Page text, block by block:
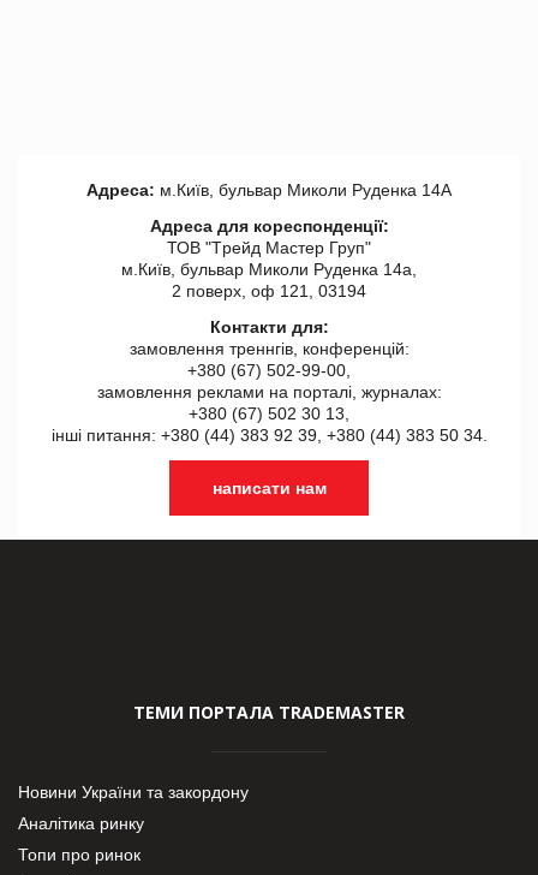
Адреса: м.Київ, бульвар Миколи Руденка 14А
Адреса для кореспонденції:
ТОВ "Tрейд Мастер Груп"
м.Київ, бульвар Миколи Руденка 14а,
2 поверх, оф 121, 03194
Контакти для:
замовлення треннгів, конференцій:
+380 (67) 502-99-00,
замовлення реклами на порталі, журналах:
+380 (67) 502 30 13,
інші питання: +380 (44) 383 92 39, +380 (44) 383 50 34.
написати нам
ТЕМИ ПОРТАЛА TRADEMASTER
Новини України та закордону
Аналітика ринку
Топи про ринок